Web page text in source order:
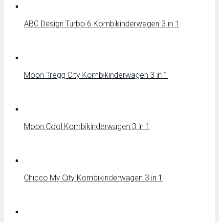
ABC Design Turbo 6 Kombikinderwagen 3 in 1
Moon Tregg City Kombikinderwagen 3 in 1
Moon Cool Kombikinderwagen 3 in 1
Chicco My City Kombikinderwagen 3 in 1